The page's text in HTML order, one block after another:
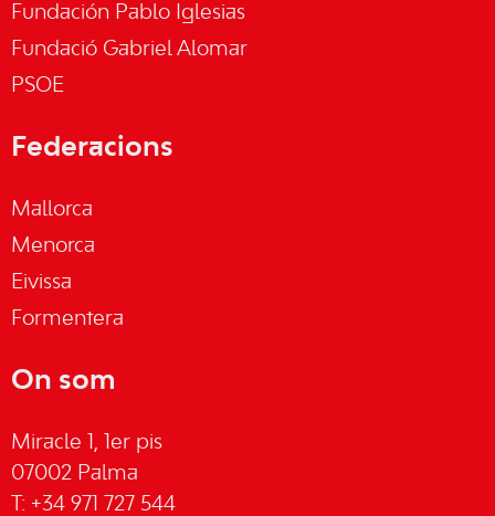
Fundación Pablo Iglesias
Fundació Gabriel Alomar
PSOE
Federacions
Mallorca
Menorca
Eivissa
Formentera
On som
Miracle 1, 1er pis
07002 Palma
T: +34 971 727 544